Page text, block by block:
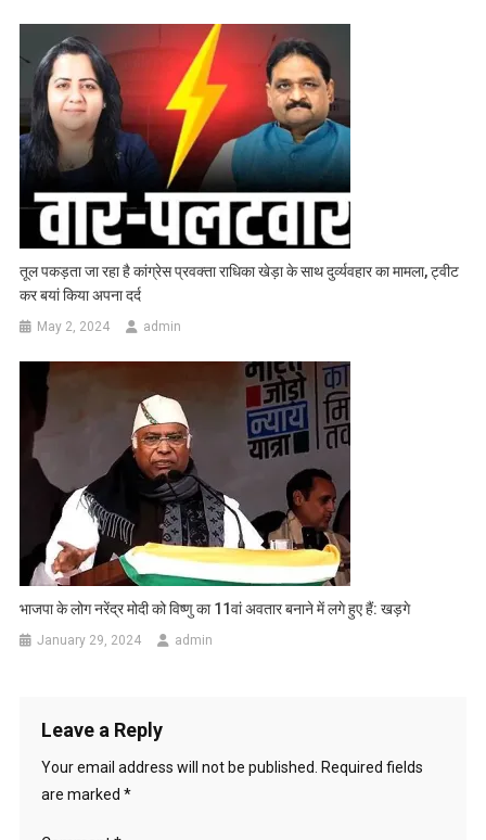
तूल पकड़ता जा रहा है कांग्रेस प्रवक्ता राधिका खेड़ा के साथ दुर्व्यवहार का मामला, ट्वीट
कर बयां किया अपना दर्द
May 2, 2024 admin
भाजपा के लोग नरेंद्र मोदी को विष्णु का 11वां अवतार बनाने में लगे हुए हैं: खड़गे
January 29, 2024 admin
Leave a Reply
Your email address will not be published.
Required fields
are marked *